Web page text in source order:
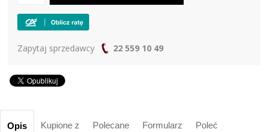
Zapytaj sprzedawcy 22 559 10 49
Opis Kupione z Polecane Formularz Poleć